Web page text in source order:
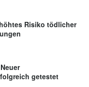
Risiko tödlicher
getestet